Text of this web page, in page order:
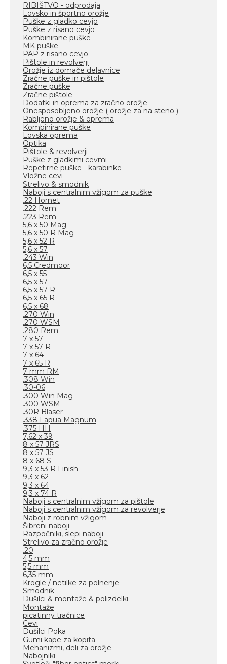
RIBIŠTVO - odprodaja
Lovsko in športno orožje
Puške z gladko cevjo
Puške z risano cevjo
Kombinirane puške
MK puške
PAP z risano cevjo
Pištole in revolverji
Orožje iz domače delavnice
Zračne puške in pištole
Zračne puške
Zračne pištole
Dodatki in oprema za zračno orožje
Onesposobljeno orožje ( orožje za na steno )
Rabljeno orožje & oprema
Kombinirane puške
Lovska oprema
Optika
Pištole & revolverji
Puške z gladkimi cevmi
Repetirne puške - karabinke
Vložne cevi
Strelivo & smodnik
Naboji s centralnim vžigom za puške
.22 Hornet
.222 Rem
.223 Rem
5,6 x 50 Mag
5,6 x 50 R Mag
5,6 x 52 R
5,6 x 57
.243 Win
6,5 Credmoor
6,5 x 55
6,5 x 57
6,5 x 57 R
6,5 x 65 R
6,5 x 68
.270 Win
.270 WSM
.280 Rem
7 x 57
7 x 57 R
7 x 64
7 x 65 R
7 mm RM
.308 Win
.30-06
.300 Win Mag
.300 WSM
.30R Blaser
.338 Lapua Magnum
.375 HH
7,62 x 39
8 x 57 JRS
8 x 57 JS
8 x 68 S
9,3 x 53 R Finish
9,3 x 62
9,3 x 64
9,3 x 74 R
Naboji s centralnim vžigom za pištole
Naboji s centralnim vžigom za revolverje
Naboji z robnim vžigom
Šibreni naboji
Razpočniki, slepi naboji
Strelivo za zračno orožje
.20
4,5 mm
5,5 mm
6,35 mm
Krogle / netilke za polnenje
Smodnik
Dušilci & montaže & polizdelki
Montaže
picatinny tračnice
Cevi
Dušilci Poka
Gumi kape za kopita
Mehanizmi, deli za orožje
Nabojniki